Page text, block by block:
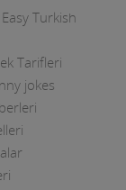
Turkish
Tarifleri
jokes